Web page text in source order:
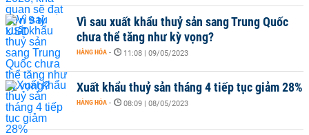
Vì sau xuất khẩu thuỷ sản sang Trung Quốc
chưa thể tăng như kỳ vọng?
HÀNG HÓA - 11:08 | 09/05/2023
Xuất khẩu thuỷ sản tháng 4 tiếp tục giảm 28%
HÀNG HÓA - 08:09 | 08/05/2023